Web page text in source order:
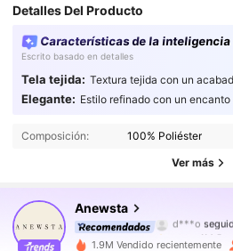
Detalles Del Producto
Características de la
Escrito basado en detalles
Tela tejida: Textura tejida con un
Elegante: Estilo refinado con un encanto
Composición: 100% Poliéster
Ver más
Anewsta
4.89 4M
4.89 4M
1.9M Vendido recientemente